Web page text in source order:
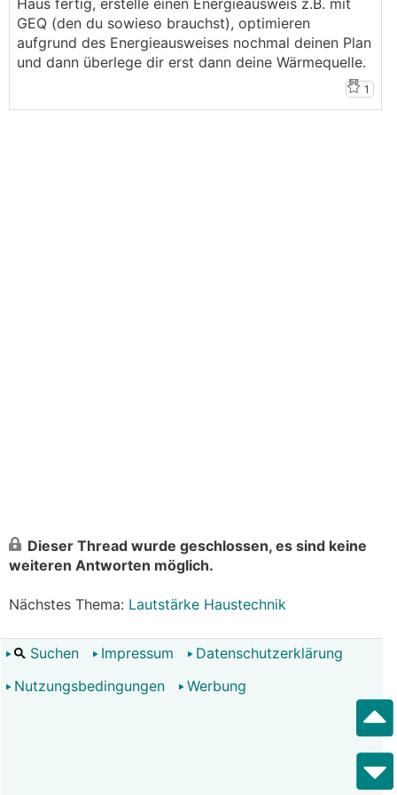
Haus fertig, erstelle einen Energieausweis z.B. mit
GEQ (den du sowieso brauchst), optimieren
aufgrund des Energieausweises nochmal deinen Plan
und dann überlege dir erst dann deine Wärmequelle.
1
Dieser Thread wurde geschlossen, es sind keine
weiteren Antworten möglich.
Nächstes Thema: Lautstärke Haustechnik
Suchen Impressum
Datenschutzerklärung
Nutzungsbedingungen
Werbung